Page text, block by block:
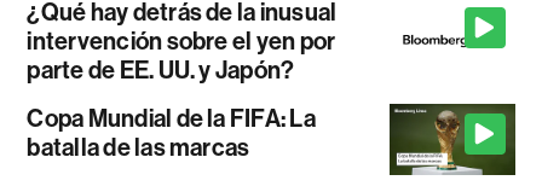
¿Qué hay detrás de la inusual
intervención sobre el yen por
parte de EE. UU. y Japón?
Copa Mundial de la FIFA: La
batalla de las marcas